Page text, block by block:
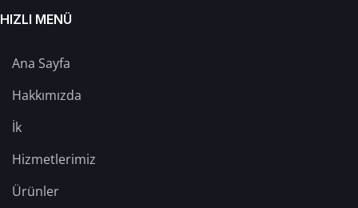
HIZLI MENÜ
Ana Sayfa
Hakkımızda
İk
Hizmetlerimiz
Ürünler